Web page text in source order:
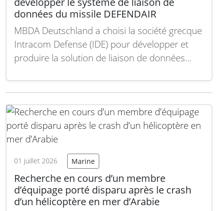
données du missile DEFENDAIR
MBDA Deutschland a choisi la société grecque
Intracom Defense (IDE) pour développer et
produire la solution de liaison de données
Dans le cadre du contrat signé, IDE prendra en
prototypage ainsi que le support à l’intégration
sur différentes plateformes. L’entreprise…Lire
la suite
01 juillet 2026 Marine
Recherche en cours d’un membre
d’équipage porté disparu après le crash
d’un hélicoptère en mer d’Arabie